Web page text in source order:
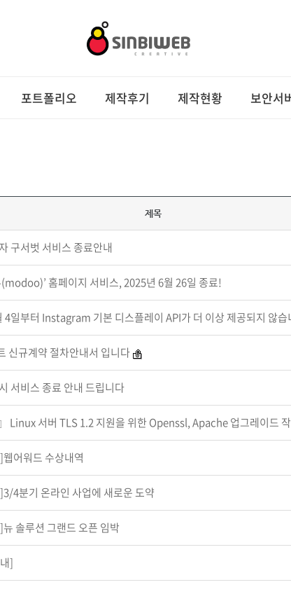
포트폴리오 제작후기 제작현황 보안서
제목
구서벗 서비스 종료안내
(modoo)’ 홈페이지 서비스, 2025년 6월 26일 종료!
4일부터 Instagram 기본 디스플레이 API가 더 이상 제공되지 않습
신규계약 절차안내서 입니다
서비스 종료 안내 드립니다
Linux 서버 TLS 1.2 지원을 위한 Openssl, Apache 업그레이드
어워드 수상내역
4분기 온라인 사업에 새로운 도약
솔루션 그랜드 오픈 임박
]